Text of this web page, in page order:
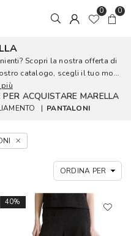
0 0
Scopri la nostra offerta di
catalogo, scegli il tuo mo...
ACQUISTARE MARELLA
| PANTALONI
40%